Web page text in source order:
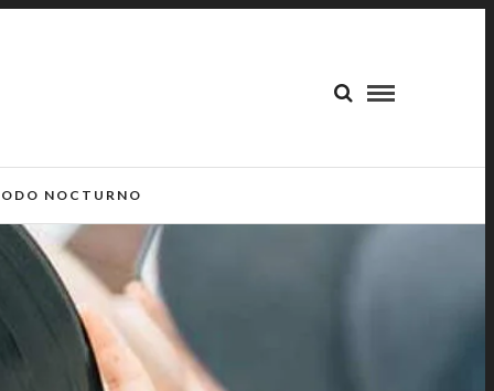
NOCTURNO